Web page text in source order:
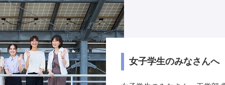
女子学生のみなさんへ